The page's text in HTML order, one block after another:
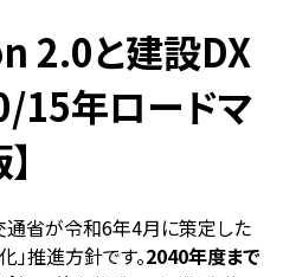
2.0と建設DX
15年ロードマ
省が令和6年4月に策定した
」推進方針です。2040年度まで